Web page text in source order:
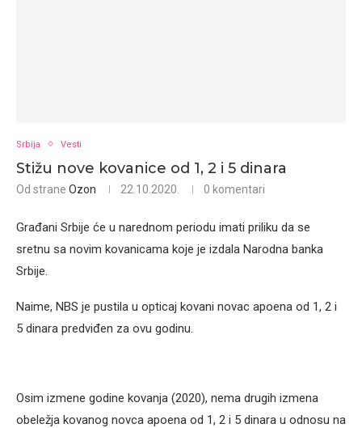
Srbija Vesti
Stižu nove kovanice od 1, 2 i 5 dinara
Od strane Ozon 22.10.2020. 0 komentari
Građani Srbije će u narednom periodu imati priliku da se
sretnu sa novim kovanicama koje je izdala Narodna banka
Srbije.
Naime, NBS je pustila u opticaj kovani novac apoena od 1, 2 i
5 dinara predviđen za ovu godinu.
Osim izmene godine kovanja (2020), nema drugih izmena
obeležja kovanog novca apoena od 1, 2 i 5 dinara u odnosu na